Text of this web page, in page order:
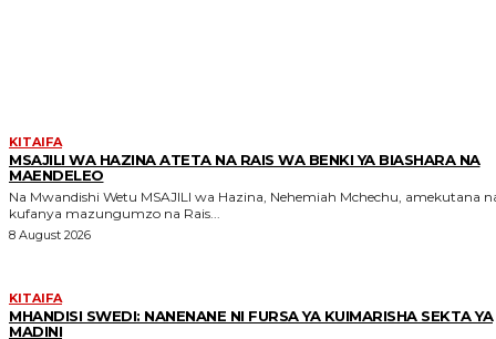
KITAIFA
MSAJILI WA HAZINA ATETA NA RAIS WA BENKI YA BIASHARA NA
MAENDELEO
Na Mwandishi Wetu MSAJILI wa Hazina, Nehemiah Mchechu, amekutana na
kufanya mazungumzo na Rais...
8 August 2026
KITAIFA
MHANDISI SWEDI: NANENANE NI FURSA YA KUIMARISHA SEKTA YA
MADINI